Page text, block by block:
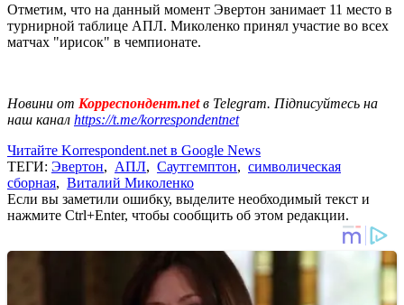
Отметим, что на данный момент Эвертон занимает 11 место в
турнирной таблице АПЛ. Миколенко принял участие во всех
матчах "ирисок" в чемпионате.
Новини от Корреспондент.netв Telegram. Підписуйтесь на
наш канал https://t.me/korrespondentnet
Читайте Korrespondent.net в Google News
ТЕГИ: Эвертон, АПЛ, Саутгемптон, символическая
сборная, Виталий Миколенко
Если вы заметили ошибку, выделите необходимый текст и
нажмите Ctrl+Enter, чтобы сообщить об этом редакции.